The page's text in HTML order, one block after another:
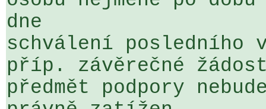
dne
schválení posledního
příp. závěrečné
předmět podpory